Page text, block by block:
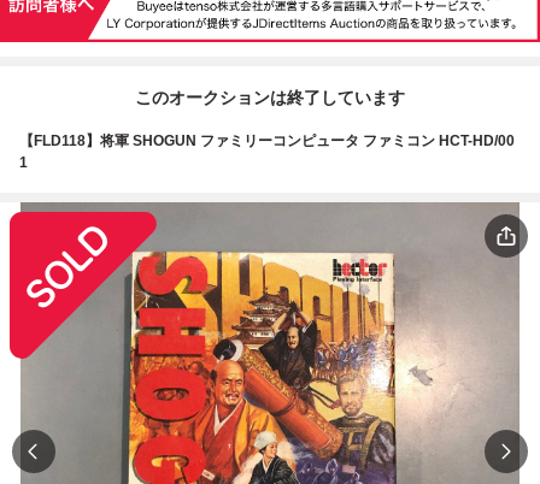
このオークションは終了しています
【FLD118】将軍 SHOGUN ファミリーコンピュータ ファミコン HCT-HD/00
1